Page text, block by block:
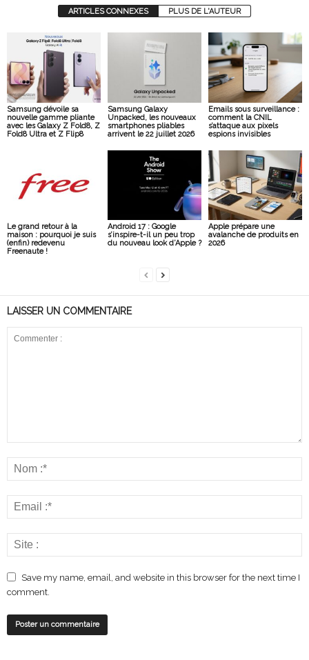
ARTICLES CONNEXES PLUS DE L'AUTEUR
Samsung dévoile sa
nouvelle gamme pliante
avec les Galaxy Z Fold8, Z
Fold8 Ultra et Z Flip8
Samsung Galaxy
Unpacked, les nouveaux
smartphones pliables
arrivent le 22 juillet 2026
Emails sous surveillance :
comment la CNIL
s’attaque aux pixels
espions invisibles
Le grand retour à la
maison : pourquoi je suis
(enfin) redevenu
Freenaute !
Android 17 : Google
s’inspire-t-il un peu trop
du nouveau look d’Apple ?
Apple prépare une
avalanche de produits en
2026
LAISSER UN COMMENTAIRE
Save my name, email, and website in this browser for the next time I
comment.